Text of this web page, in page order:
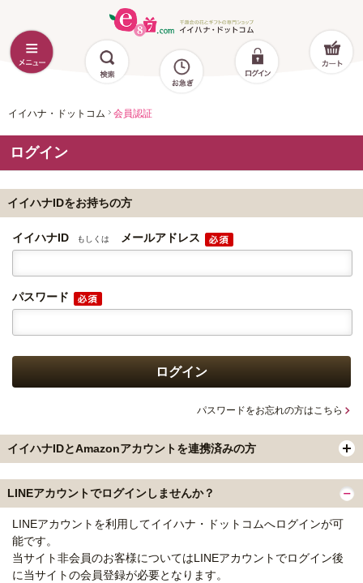
イイハナ・ドットコム 会員認証
ログイン
イイハナIDをお持ちの方
イイハナID もしくは メールアドレス
パスワード
パスワードをお忘れの方はこちら
イイハナIDとAmazonアカウントを連携済みの方
LINEアカウントでログインしませんか？
LINEアカウントを利用してイイハナ・ドットコムへログインが可
能です。
当サイト非会員のお客様についてはLINEアカウントでログイン後
に当サイトの会員登録が必要となります。